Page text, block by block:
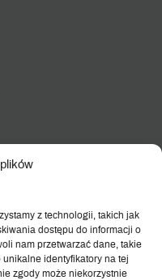
z technologii, takich jak
dostępu do informacji o
nam przetwarzać dane, takie
identyfikatory na tej
zgody może niekorzystnie